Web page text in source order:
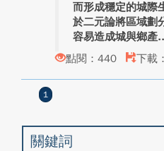
而形成穩定的城際
於二元論將區域劃
容易造成城與鄉產
點閱：440
下載
1
關鍵詞